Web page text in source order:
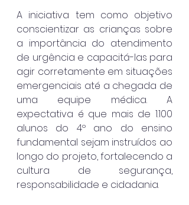
A iniciativa tem como objetivo
conscientizar as crianças sobre
a importância do atendimento
de urgência e capacitá-las para
agir corretamente em situações
emergenciais até a chegada de
uma equipe médica. A
expectativa é que mais de 1.100
alunos do 4º ano do ensino
fundamental sejam instruídos ao
longo do projeto, fortalecendo a
cultura de segurança,
responsabilidade e cidadania.